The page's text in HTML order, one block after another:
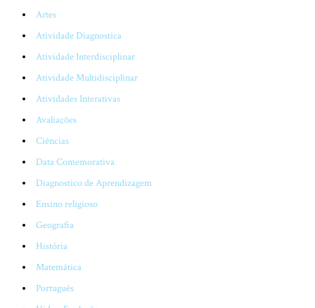
Artes
Atividade Diagnostica
Atividade Interdisciplinar
Atividade Multidisciplinar
Atividades Interativas
Avaliações
Ciências
Data Comemorativa
Diagnostico de Aprendizagem
Ensino religioso
Geografia
História
Matemática
Português